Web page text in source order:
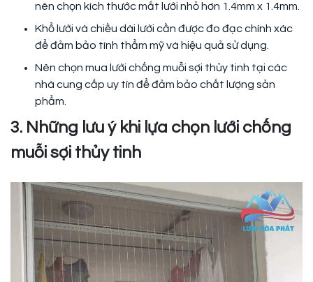
nên chọn kích thước mắt lưới nhỏ hơn 1.4mm x 1.4mm.
Khổ lưới và chiều dài lưới cần được đo đạc chính xác
để đảm bảo tính thẩm mỹ và hiệu quả sử dụng.
Nên chọn mua lưới chống muỗi sợi thủy tinh tại các
nhà cung cấp uy tín để đảm bảo chất lượng sản
phẩm.
3. Những lưu ý khi lựa chọn lưới chống
muỗi sợi thủy tinh